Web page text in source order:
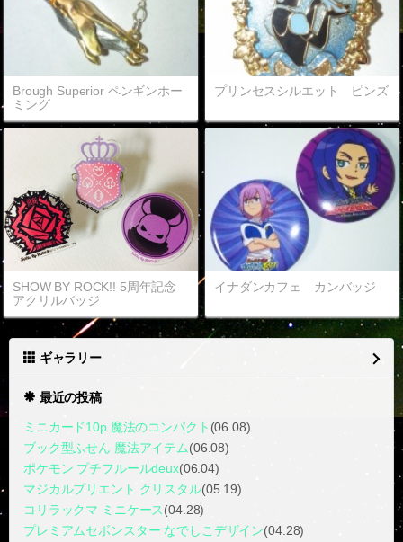
Brough Superior ペンギンホー
ミング
プリンセスシルエット ピンズ
SHOW BY ROCK!! 5周年記念
アクリルバッジ
イナダンカフェ カンバッジ
ギャラリー
最近の投稿
ミニカード10p 魔法のコンパクト (06.08)
ブック型ふせん 魔法アイテム(06.08)
ポケモン プチフルールdeux(06.04)
マジカルプリエント クリスタル(05.19)
コリラックマ ミニケース(04.28)
プレミアムセボンスター なでしこデザイン(04.28)